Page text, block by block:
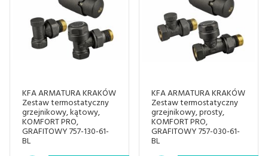
KFA ARMATURA KRAKÓW
Zestaw termostatyczny
grzejnikowy, kątowy,
KOMFORT PRO,
GRAFITOWY 757-130-61-
BL
KFA ARMATURA KRAKÓW
Zestaw termostatyczny
grzejnikowy, prosty,
KOMFORT PRO,
GRAFITOWY 757-030-61-
BL